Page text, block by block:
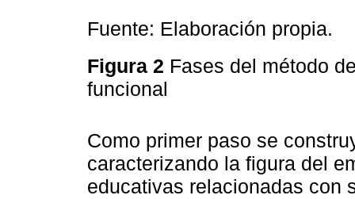
Fuente: Elaboración propia.
Figura 2 Fases del método
funcional
Como primer paso se
caracterizando la figura del
educativas relacionadas con